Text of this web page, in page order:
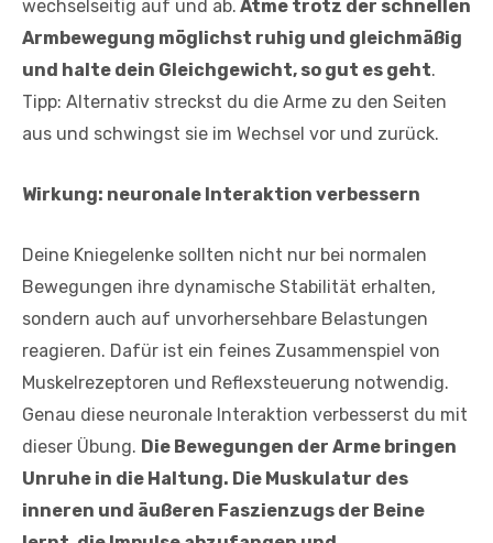
wechselseitig auf und ab. Atme trotz der schnellen
Armbewegung möglichst ruhig und gleichmäßig
und halte dein Gleichgewicht, so gut es geht.
Tipp: Alternativ streckst du die Arme zu den Seiten
aus und schwingst sie im Wechsel vor und zurück.
Wirkung: neuronale Interaktion verbessern
Deine Kniegelenke sollten nicht nur bei normalen
Bewegungen ihre dynamische Stabilität erhalten,
sondern auch auf unvorhersehbare Belastungen
reagieren. Dafür ist ein feines Zusammenspiel von
Muskelrezeptoren und Reflexsteuerung notwendig.
Genau diese neuronale Interaktion ­verbesserst du mit
dieser Übung. Die Bewe­gungen der Arme bringen
Unruhe in die Haltung. Die Muskulatur des
inneren und äußeren Faszienzugs der Beine